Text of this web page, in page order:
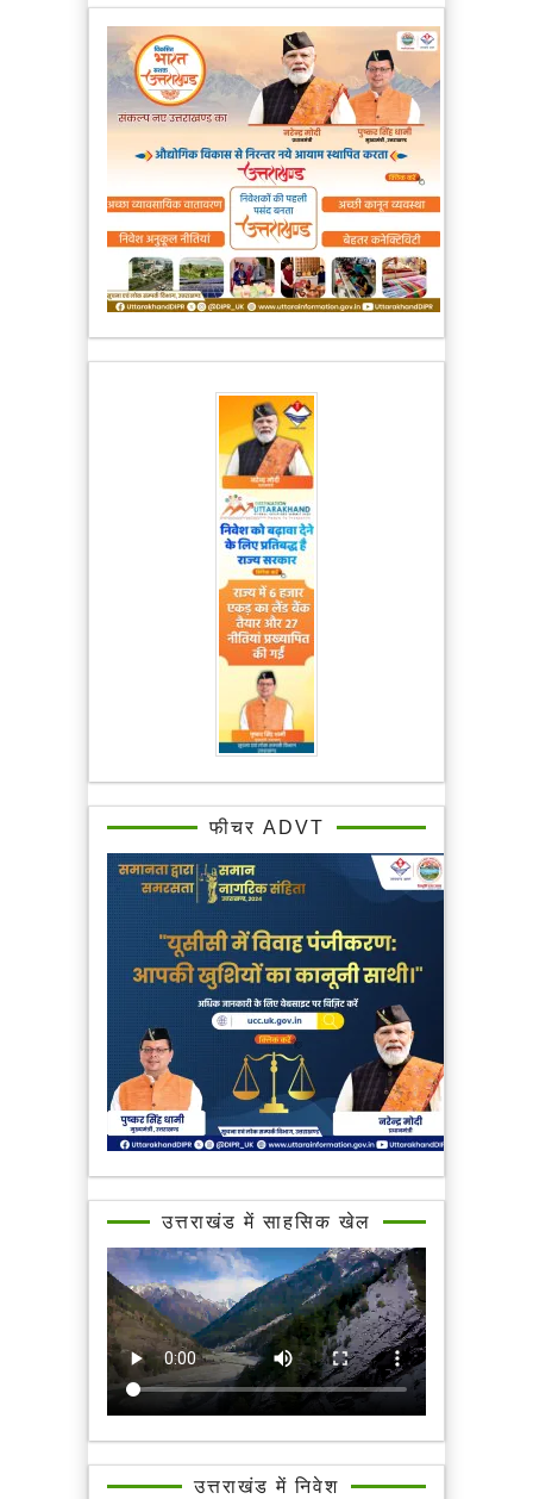
फीचर ADVT
उत्तराखंड में साहसिक खेल
उत्तराखंड में निवेश